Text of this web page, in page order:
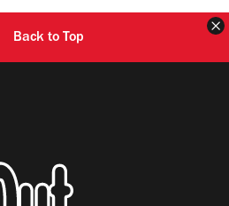
Back to Top